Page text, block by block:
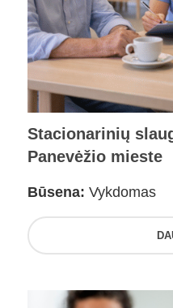
Stacionarinių
Panevėžio mieste
Būsena: Vykdomas